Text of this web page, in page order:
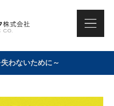
わないために～